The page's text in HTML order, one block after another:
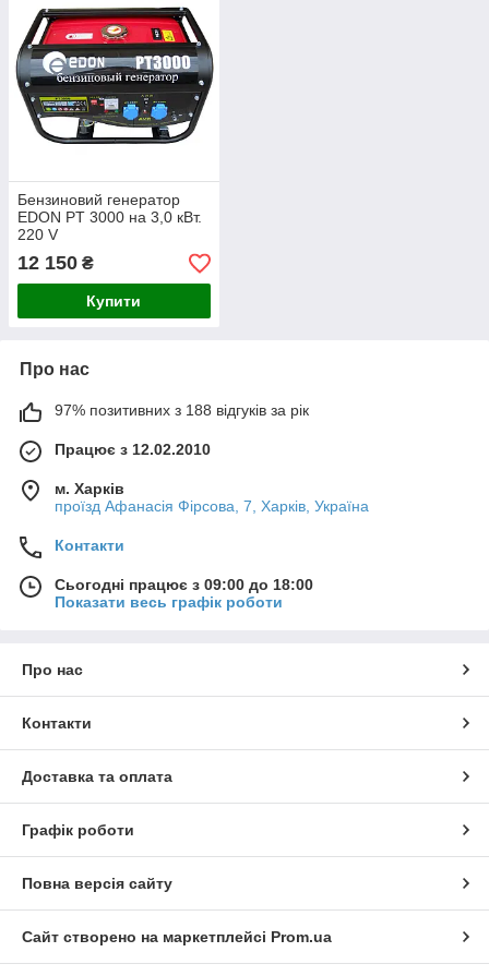
Бензиновий генератор
EDON PT 3000 на 3,0 кВт.
220 V
12 150 ₴
Купити
Про нас
97% позитивних з 188 відгуків за рік
Працює з 12.02.2010
м. Харків
проїзд Афанасія Фірсова, 7, Харків, Україна
Контакти
Сьогодні працює з 09:00 до 18:00
Показати весь графік роботи
Про нас
Контакти
Доставка та оплата
Графік роботи
Повна версія сайту
Сайт створено на маркетплейсі Prom.ua